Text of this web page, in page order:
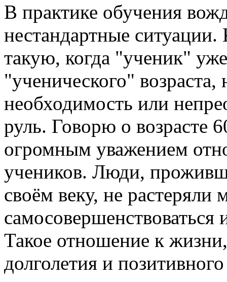
В практике обучения
нестандартные
такую, когда "ученик"
"ученического" возраста,
необходимость или
руль. Говорю о возрасте
огромным уважением
учеников. Люди,
своём веку, не растеряли
Такое отношение к
долголетия и